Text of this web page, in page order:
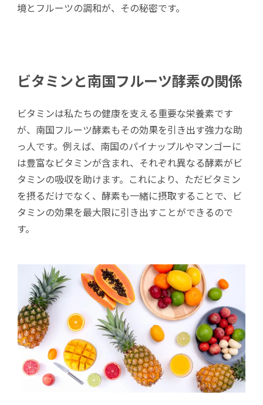
境とフルーツの調和が、その秘密です。
ビタミンと南国フルーツ酵素の関係
ビタミンは私たちの健康を支える重要な栄養素です
が、南国フルーツ酵素もその効果を引き出す強力な助
っ人です。例えば、南国のパイナップルやマンゴーに
は豊富なビタミンが含まれ、それぞれ異なる酵素がビ
タミンの吸収を助けます。これにより、ただビタミン
を摂るだけでなく、酵素も一緒に摂取することで、ビ
タミンの効果を最大限に引き出すことができるので
す。